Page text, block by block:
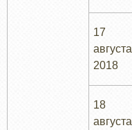
17
августа
2018
18
августа